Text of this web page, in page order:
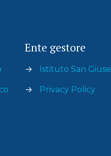
Ente gestore
→ Istituto San
→ Privacy Policy